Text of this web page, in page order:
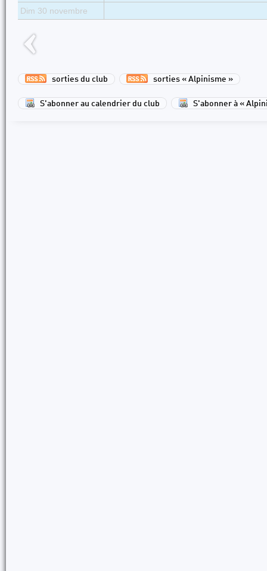
Dim 30 novembre
sorties du club sorties « Alpinisme »
S'abonner au calendrier du club S'abonner à «